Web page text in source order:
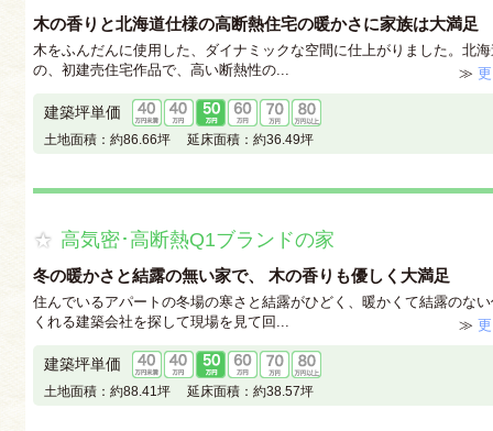
木の香りと北海道仕様の高断熱住宅の暖かさに家族は大満足
木をふんだんに使用した、ダイナミックな空間に仕上がりました。北
の、初建売住宅作品で、高い断熱性の...
≫
建築坪単価
土地面積： 約86.66坪 延床面積： 約36.49坪
高気密･高断熱Q1ブランドの家
冬の暖かさと結露の無い家で、 木の香りも優しく大満足
住んでいるアパートの冬場の寒さと結露がひどく、暖かくて結露のな
くれる建築会社を探して現場を見て回...
≫
建築坪単価
土地面積： 約88.41坪 延床面積： 約38.57坪